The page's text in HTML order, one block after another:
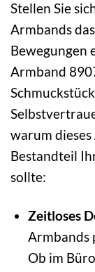
Stellen Sie
Armbands
Bewegungen
Armband
warum
Bestandteil
sollte:
Zeitloses
Armbands
Ob im